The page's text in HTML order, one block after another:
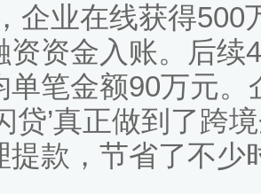
企业在线获得
资资金入账。后续
单笔金额90万元。
贷’真正做到了跨
提款，节省了不少